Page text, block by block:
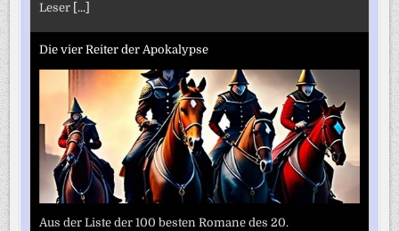
Leser [...]
Die vier Reiter der Apokalypse
Aus der Liste der 100 besten Romane des 20.